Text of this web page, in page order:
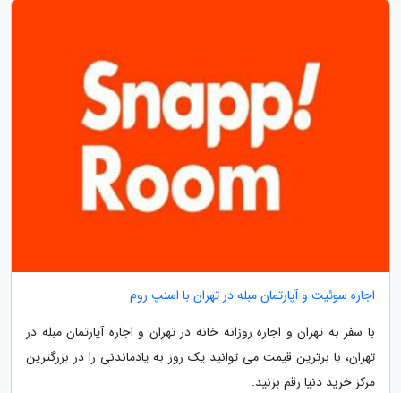
اجاره سوئیت و آپارتمان مبله در تهران با اسنپ روم
با سفر به تهران و اجاره روزانه خانه در تهران و اجاره آپارتمان مبله در
تهران، با برترین قیمت می توانید یک روز به یادماندنی را در بزرگترین
مرکز خرید دنیا رقم بزنید.